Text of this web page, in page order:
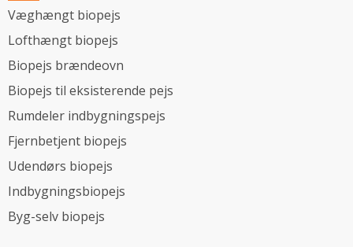
Væghængt biopejs
Lofthængt biopejs
Biopejs brændeovn
Biopejs til eksisterende pejs
Rumdeler indbygningspejs
Fjernbetjent biopejs
Udendørs biopejs
Indbygningsbiopejs
Byg-selv biopejs